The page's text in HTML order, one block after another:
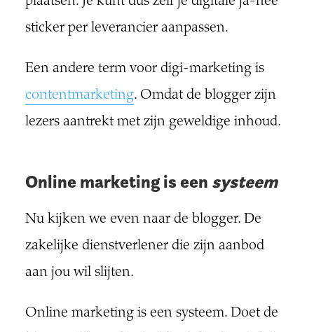
sticker per leverancier aanpassen.
Een andere term voor digi-marketing is
contentmarketing. Omdat de blogger zijn
lezers aantrekt met zijn geweldige inhoud.
Online marketing is een systeem
Nu kijken we even naar de blogger. De
zakelijke dienstverlener die zijn aanbod
aan jou wil slijten.
Online marketing is een systeem. Doet de